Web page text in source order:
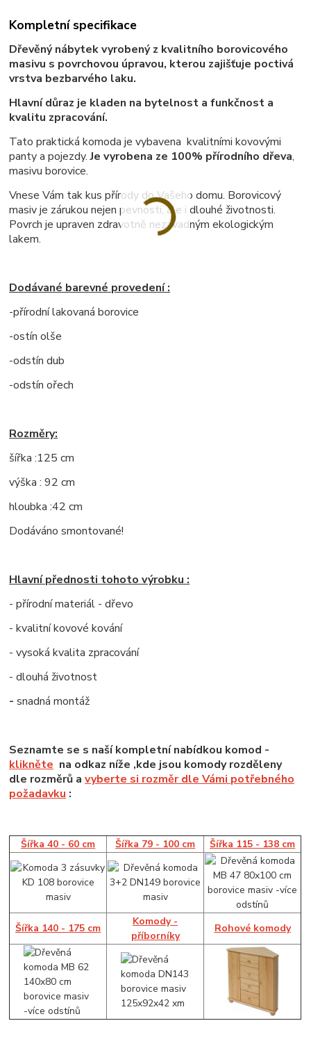
Kompletní specifikace
Dřevěný nábytek vyrobený z kvalitního borovicového
masivu s povrchovou úpravou, kterou zajišťuje poctivá
vrstva bezbarvého laku.
Hlavní důraz je kladen na bytelnost a funkčnost a
kvalitu zpracování.
Tato praktická komoda je vybavena kvalitními kovovými
panty a pojezdy.Je vyrobena ze 100% přírodního dřeva,
masivu borovice.
Vnese Vám tak kus přírody do Vašeho domu. Borovicový
masiv je zárukou nejen pevnosti, ale i dlouhé životnosti.
Povrch je upraven zdravotně nezávadným ekologickým
lakem.
Dodávané barevné provedení :
-přírodní lakovaná borovice
-ostín olše
-odstín dub
-odstín ořech
Rozměry:
šířka :125 cm
výška : 92 cm
hloubka :42 cm
Dodáváno smontované!
Hlavní přednosti tohoto výrobku :
- přírodní materiál - dřevo
- kvalitní kovové kování
- vysoká kvalita zpracování
- dlouhá životnost
-snadná montáž
Seznamte se s naší kompletní nabídkou komod -
klikněte na odkaz níže ,kde jsou komody rozděleny
dle rozměrů avyberte si rozměr dle Vámi potřebného
požadavku :
Šířka 40 - 60 cm Šířka 79 - 100 cm Šířka 115 - 138 cm
Šířka 140 - 175 cm
Komody -
příborníky
Rohové komody